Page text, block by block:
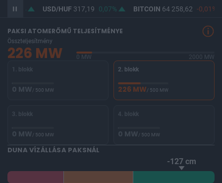
0,01% USD/HUF317,19 0,07% BITCOIN64 258,62 -0,01%
PAKSI ATOMERŐMŰ TELJESÍTMÉNYE
Összteljesítmény
226 MW 0 MW
2000 MW
1. blokk
0 MW/ 500 MW
2. blokk
226 MW/ 500 MW
3. blokk
0 MW/ 500 MW
4. blokk
0 MW/ 500 MW
DUNA VÍZÁLLÁSA PAKSNÁL
-127 cm